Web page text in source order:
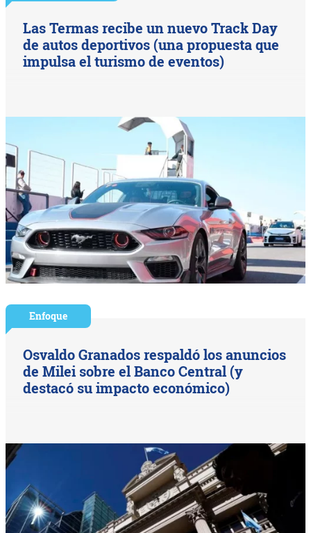
Las Termas recibe un nuevo Track Day
de autos deportivos (una propuesta que
impulsa el turismo de eventos)
Enfoque
Osvaldo Granados respaldó los anuncios
de Milei sobre el Banco Central (y
destacó su impacto económico)